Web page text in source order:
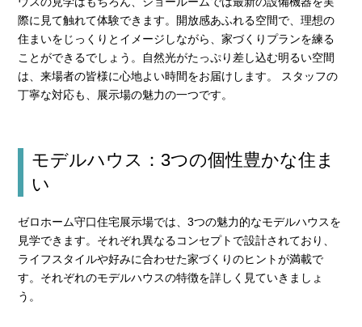
際に見て触れて体験できます。開放感あふれる空間で、理想の
住まいをじっくりとイメージしながら、家づくりプランを練る
ことができるでしょう。自然光がたっぷり差し込む明るい空間
は、来場者の皆様に心地よい時間をお届けします。 スタッフの
丁寧な対応も、展示場の魅力の一つです。
モデルハウス：3つの個性豊かな住ま
い
ゼロホーム守口住宅展示場では、3つの魅力的なモデルハウスを
見学できます。それぞれ異なるコンセプトで設計されており、
ライフスタイルや好みに合わせた家づくりのヒントが満載で
す。それぞれのモデルハウスの特徴を詳しく見ていきましょ
う。